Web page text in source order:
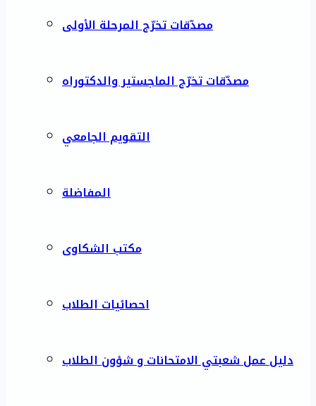
مصدّقات تخرّج المرحلة الأولى
مصدّقات تخرّج الماجستير والدكتوراه
التقويم الجامعي
المفاضلة
مكتب الشكاوى
احصائيات الطلاب
دليل عمل شعبتي الامتحانات و شؤون الطلاب